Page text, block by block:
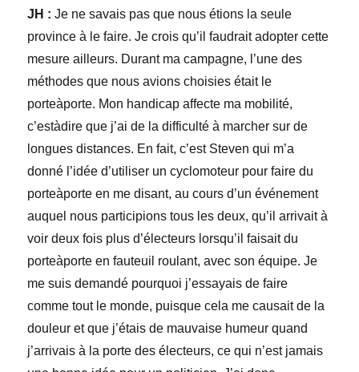
JH : Je ne savais pas que nous étions la seule
province à le faire. Je crois qu’il faudrait adopter cette
mesure ailleurs. Durant ma campagne, l’une des
méthodes que nous avions choisies était le
porteàporte. Mon handicap affecte ma mobilité,
c’estàdire que j’ai de la difficulté à marcher sur de
longues distances. En fait, c’est Steven qui m’a
donné l’idée d’utiliser un cyclomoteur pour faire du
porteàporte en me disant, au cours d’un événement
auquel nous participions tous les deux, qu’il arrivait à
voir deux fois plus d’électeurs lorsqu’il faisait du
porteàporte en fauteuil roulant, avec son équipe. Je
me suis demandé pourquoi j’essayais de faire
comme tout le monde, puisque cela me causait de la
douleur et que j’étais de mauvaise humeur quand
j’arrivais à la porte des électeurs, ce qui n’est jamais